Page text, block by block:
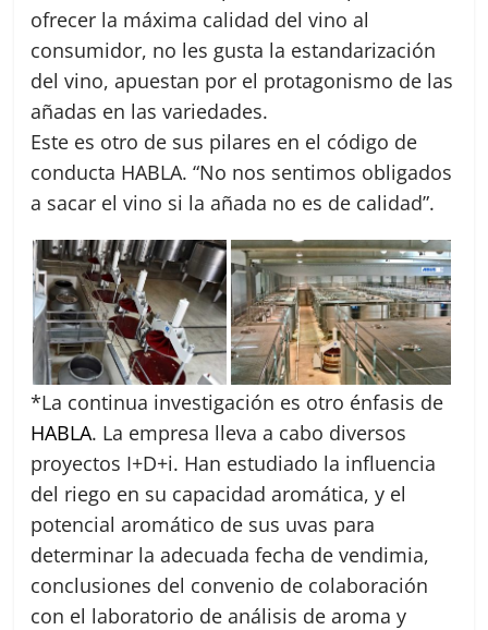
ofrecer la máxima calidad del vino al
consumidor, no les gusta la estandarización
del vino, apuestan por el protagonismo de las
añadas en las variedades.
Este es otro de sus pilares en el código de
conducta HABLA. “No nos sentimos obligados
a sacar el vino si la añada no es de calidad”.
*La continua investigación es otro énfasis de
HABLA. La empresa lleva a cabo diversos
proyectos I+D+i. Han estudiado la influencia
del riego en su capacidad aromática, y el
potencial aromático de sus uvas para
determinar la adecuada fecha de vendimia,
conclusiones del convenio de colaboración
con el laboratorio de análisis de aroma y